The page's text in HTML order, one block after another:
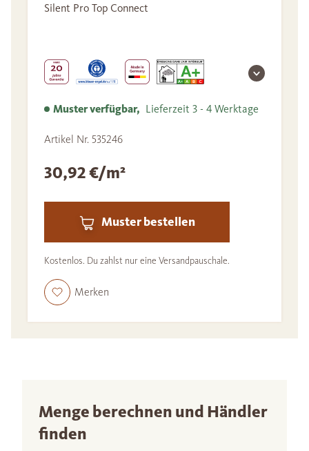
Silent Pro Top Connect
Muster verfügbar, Lieferzeit 3 - 4 Werktage
Artikel Nr. 535246
30,92 €/m²
Muster bestellen
Kostenlos. Du zahlst nur eine Versandpauschale.
Merken
Menge berechnen und Händler
finden